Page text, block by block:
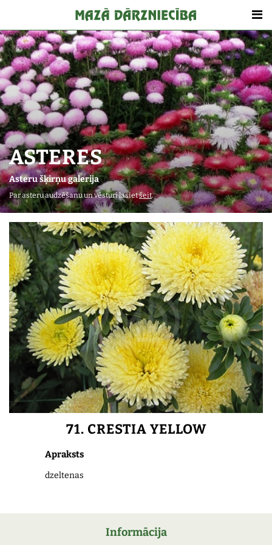
ASTERES
Asteru šķirņu galerija
Par asteru audzēšanu un vēsturi lasietšeit.
71. CRESTIA YELLOW
Apraksts
dzeltenas
Informācija